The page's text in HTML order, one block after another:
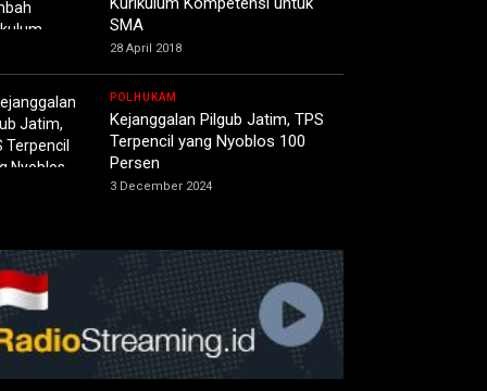
SMA
28 April 2018
POLHUKAM
Kejanggalan Pilgub Jatim, TPS
Terpencil yang Nyoblos 100
Persen
3 December 2024